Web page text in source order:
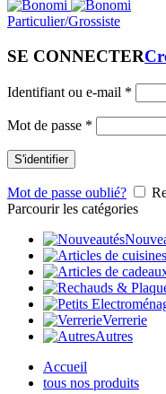
Particulier/Grossiste
SE CONNECTER
Identifiant ou e-mail *
Mot de passe *
S'identifier
Mot de passe oublié?
Parcourir les catégories
Verrerie
Autres
Accueil
tous nos produits